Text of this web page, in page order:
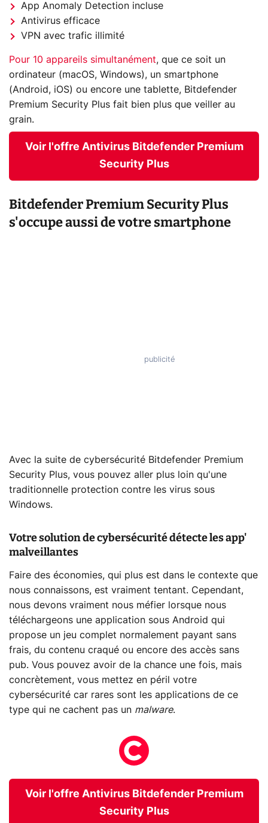
App Anomaly Detection incluse
Antivirus efficace
VPN avec trafic illimité
Pour 10 appareils simultanément, que ce soit un
ordinateur (macOS, Windows), un smartphone
(Android, iOS) ou encore une tablette, Bitdefender
Premium Security Plus fait bien plus que veiller au
grain.
Voir l'offre Antivirus Bitdefender Premium
Security Plus
Bitdefender Premium Security Plus
s'occupe aussi de votre smartphone
Avec la suite de cybersécurité Bitdefender Premium
Security Plus, vous pouvez aller plus loin qu'une
traditionnelle protection contre les virus sous
Windows.
Votre solution de cybersécurité détecte les app'
malveillantes
Faire des économies, qui plus est dans le contexte que
nous connaissons, est vraiment tentant. Cependant,
nous devons vraiment nous méfier lorsque nous
téléchargeons une application sous Android qui
propose un jeu complet normalement payant sans
frais, du contenu craqué ou encore des accès sans
pub. Vous pouvez avoir de la chance une fois, mais
concrètement, vous mettez en péril votre
cybersécurité car rares sont les applications de ce
type qui ne cachent pas un malware.
Voir l'offre Antivirus Bitdefender Premium
Security Plus